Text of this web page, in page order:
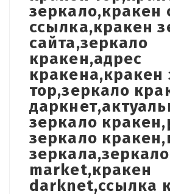
зеркало,кракен
ссылка,кракен
сайта,зеркало
кракен,адрес
кракена,кракен
тор,зеркало
зеркало
зеркало
market,кракен
darknet,ссылка